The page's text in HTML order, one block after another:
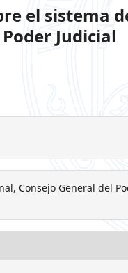
el sistema
Judicial
Consejo General del